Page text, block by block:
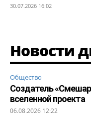
30.07.2026 16:02
Новости
Общество
Создатель
вселенной проекта
06.08.2026 12:22